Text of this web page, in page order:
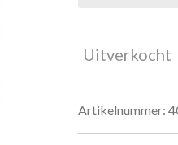
Uitverkocht
Artikelnummer: